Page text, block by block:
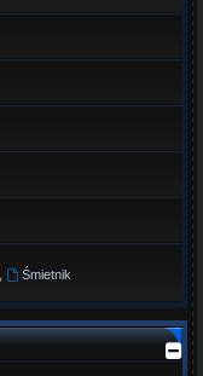
Śmietnik